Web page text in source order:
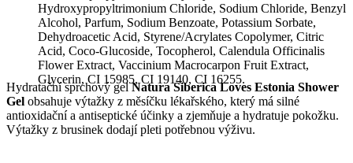
Hydroxypropyltrimonium Chloride, Sodium Chloride, Benzyl
Alcohol, Parfum, Sodium Benzoate, Potassium Sorbate,
Dehydroacetic Acid, Styrene/Acrylates Copolymer, Citric
Acid, Coco-Glucoside, Tocopherol, Calendula Officinalis
Flower Extract, Vaccinium Macrocarpon Fruit Extract,
Glycerin, CI 15985, CI 19140, CI 16255.
Hydratační sprchový gelNatura Siberica Loves Estonia Shower
Gel obsahuje výtažky z měsíčku lékařského, který má silné
antioxidační a antiseptické účinky a zjemňuje a hydratuje pokožku.
Výtažky z brusinek dodají pleti potřebnou výživu.